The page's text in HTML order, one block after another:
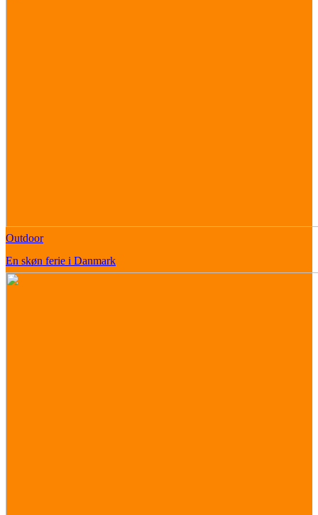
Outdoor
En skøn ferie i Danmark